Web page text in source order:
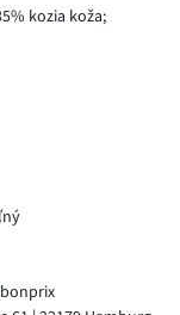
kozia koža;
bonprix